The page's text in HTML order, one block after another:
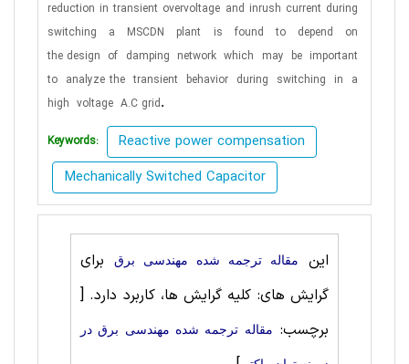
reduction in transient overvoltage and inrush current during
switching
a MSCDN plant is found to depend
on
the design of damping network which may be important
to analyze the transient behavior during switching in
a
high voltage A.C grid.
Keywords:
Reactive power compensation
Mechanically Switched Capacitor
این مقاله ترجمه شده مهندسی برق
برای
گرایش های: کلیه گرایش ها، کاربرد دارد. [
برچسب: مقاله ترجمه شده مهندسی برق در